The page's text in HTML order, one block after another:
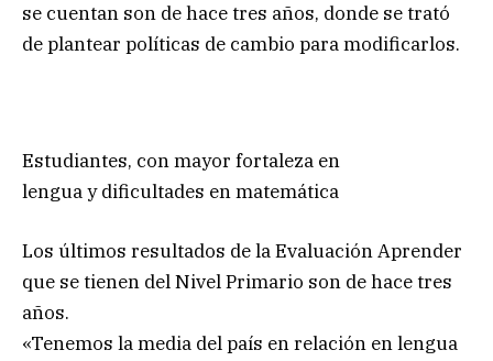
se cuentan son de hace tres años, donde se trató
de plantear políticas de cambio para modificarlos.
Estudiantes, con mayor fortaleza en
lengua y dificultades en matemática
Los últimos resultados de la Evaluación Aprender
que se tienen del Nivel Primario son de hace tres
años.
«Tenemos la media del país en relación en lengua